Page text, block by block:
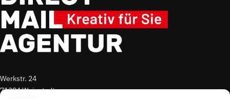
Werkstr. 24
71384 Weinstadt